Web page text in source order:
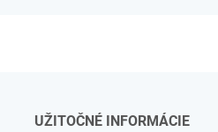
UŽITOČNÉ INFORMÁCIE